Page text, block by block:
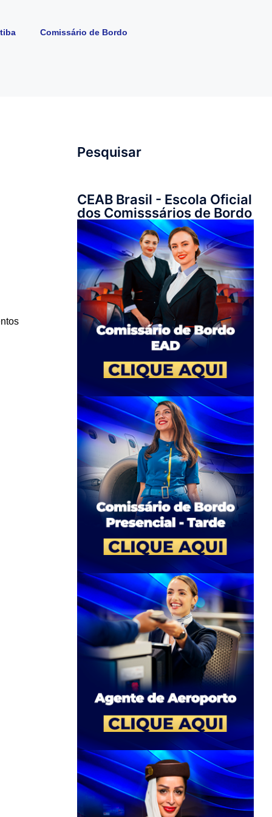
Comissário de Bordo
Pesquisar
CEAB Brasil - Escola Oficial
dos Comisssários de Bordo